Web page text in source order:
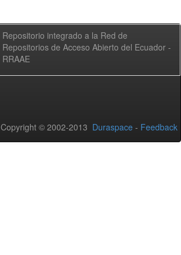
Repositorio integrado a la Red de
Repositorios de Acceso Abierto del Ecuador -
RRAAE
Copyright © 2002-2013 Duraspace - Feedback